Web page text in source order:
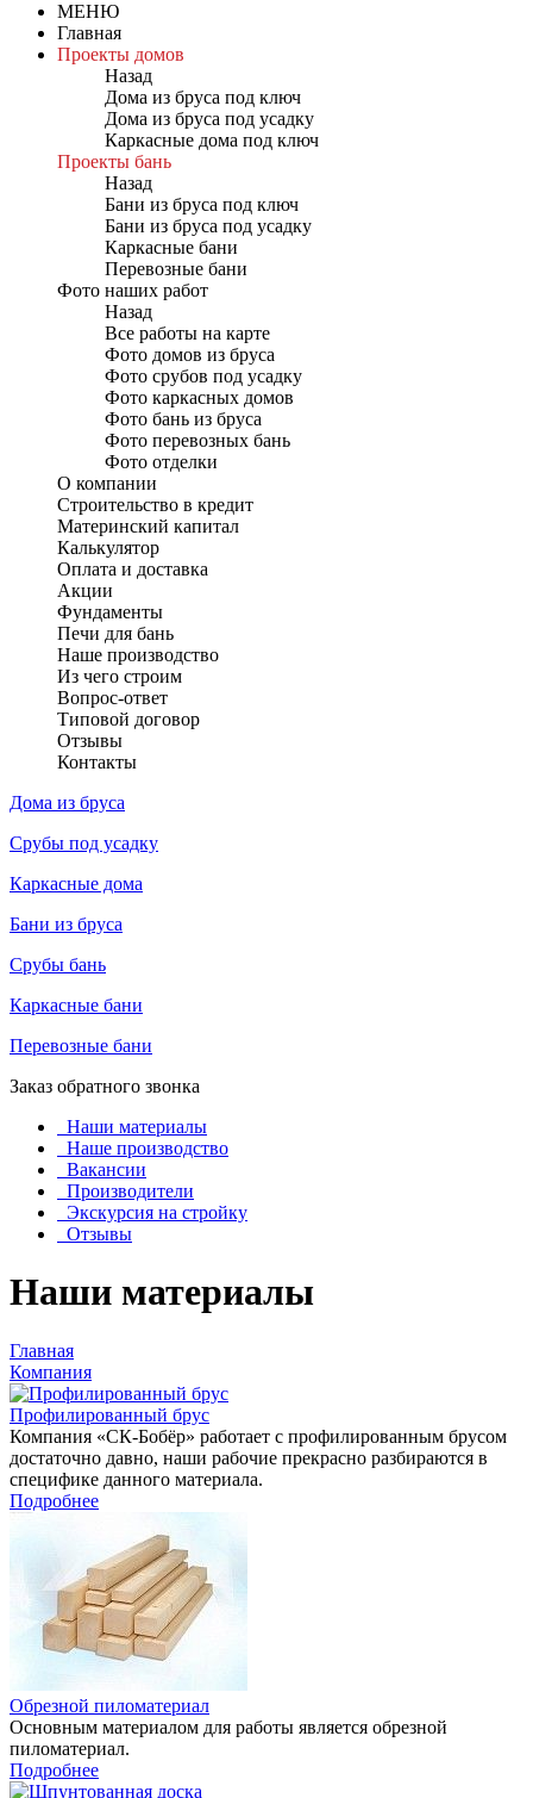
МЕНЮ
Главная
Проекты домов
Назад
Дома из бруса под ключ
Дома из бруса под усадку
Каркасные дома под ключ
Проекты бань
Назад
Бани из бруса под ключ
Бани из бруса под усадку
Каркасные бани
Перевозные бани
Фото наших работ
Назад
Все работы на карте
Фото домов из бруса
Фото срубов под усадку
Фото каркасных домов
Фото бань из бруса
Фото перевозных бань
Фото отделки
О компании
Строительство в кредит
Материнский капитал
Калькулятор
Оплата и доставка
Акции
Фундаменты
Печи для бань
Наше производство
Из чего строим
Вопрос-ответ
Типовой договор
Отзывы
Контакты
Дома из бруса
Срубы под усадку
Каркасные дома
Бани из бруса
Срубы бань
Каркасные бани
Перевозные бани
Заказ обратного звонка
Наши материалы
Наше производство
Вакансии
Производители
Экскурсия на стройку
Отзывы
Наши материалы
Главная
Компания
Профилированный брус
Компания «СК-Бобёр» работает с профилированным брусом
достаточно давно, наши рабочие прекрасно разбираются в
специфике данного материала.
Подробнее
Обрезной пиломатериал
Основным материалом для работы является обрезной
пиломатериал.
Подробнее